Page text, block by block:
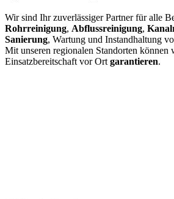
Wir sind Ihr zuverlässiger Partner für alle
Rohrreinigung, Abflussreinigung,
Sanierung, Wartung und Instandhaltung
Mit unseren regionalen Standorten können
Einsatzbereitschaft vor Ort garantieren.